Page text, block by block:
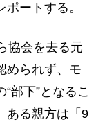
ートする。
協会を去る元
められず、モ
部下”となるこ
ある親方は「9